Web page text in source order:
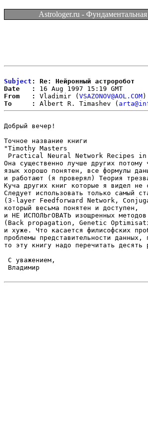
Astrologer.ru -
Subject : Re: Нейронный астроробот
Date   :
From   :
Vladimir (VSAZONOV@AOL.COM
To     :
Albert R. Timashev (
Добрый вечер!
Точное название книги
"Timothy Masters
Practical Neural Network Recipes in
Она существенно лучше других потому
язык хорошо понятен, все формулы
и работают (я проверял) Теория
Куча других книг которые я видел не
Следует использовать только самый
(3-layer Feedforward Network,
который весьма понятен и доступен,
и НЕ ИСПОЛЬгОВАТЬ изощренных методов
(Back propagation, Genetic
и хуже. Что касается филисофских
проблемы представительности
то эту книгу надо перечитать десять
С уважением,
Владимир